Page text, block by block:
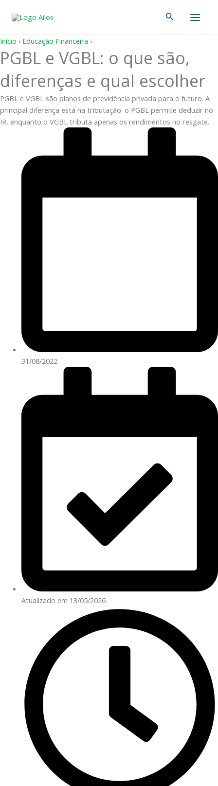
para
conteúdo
Pesquisar
Início › Educação Financeira ›
PGBL e VGBL: o que são,
diferenças e qual escolher
PGBL e VGBL são planos de previdência privada para o futuro. A
principal diferença está na tributação: o PGBL permite deduzir no
IR, enquanto o VGBL tributa apenas os rendimentos no resgate.
31/08/2022
Atualizado em 13/05/2026